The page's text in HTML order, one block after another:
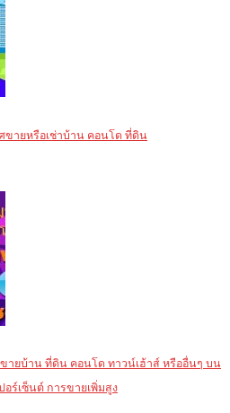
ขายหรือเช่าบ้าน คอนโด ที่ดิน
ายบ้าน ที่ดิน คอนโด ทาวน์เฮ้าส์ หรืออื่นๆ บน
อร์เซ็นต์ การขายเพิ่มสูง